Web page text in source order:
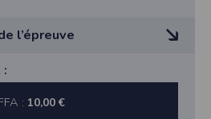
l’épreuve
FFA, FSGT, UFOLEP
Cadets. Tout non-licencié
inscription, un certificat médical
:
: 10,00 €
pas la localisation de votre appareil lorsque
nécessaire de suivre la localisation de votre
Si vous souhaitez mettre fin au suivi
autorisations pour l'appareil photo si